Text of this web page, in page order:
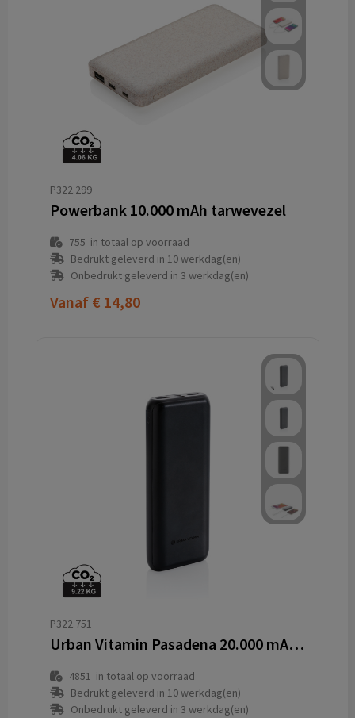
P322.299
Powerbank 10.000 mAh tarwevezel
755 in totaal op voorraad
Bedrukt geleverd in 10 werkdag(en)
Onbedrukt geleverd in 3 werkdag(en)
Vanaf € 14,80
P322.751
Urban Vitamin Pasadena 20.000 mAh 18W PD powerbank
4851 in totaal op voorraad
Bedrukt geleverd in 10 werkdag(en)
Onbedrukt geleverd in 3 werkdag(en)